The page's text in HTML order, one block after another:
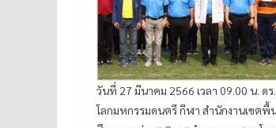
วันที่ 27 มีนาคม 2566 เวลา 09.00 น.
โลกมหกรรมดนตรี กีฬา สำนักงานเขต